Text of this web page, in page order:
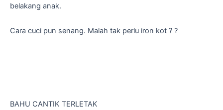
belakang anak.
Cara cuci pun senang. Malah tak perlu iron kot ? ?
BAHU CANTIK TERLETAK